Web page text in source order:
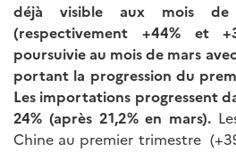
déjà visible aux mois
(respectivement +44% et
poursuivie au mois de mars
portant la progression du
Les importations progressent
24% (après 21,2% en mars).
Chine au premier trimestre